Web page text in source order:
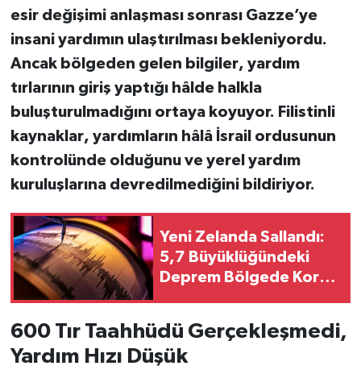
esir değişimi anlaşmasısonrası Gazze’ye
insani yardımın ulaştırılması bekleniyordu.
Ancak bölgeden gelen bilgiler, yardım
tırlarının giriş yaptığı hâlde halkla
buluşturulmadığını ortaya koyuyor. Filistinli
kaynaklar, yardımların hâlâ İsrail ordusunun
kontrolünde olduğunu ve yerel yardım
kuruluşlarına devredilmediğinibildiriyor.
Yeni Zelanda Sallandı:
5,7 Büyüklüğündeki
Deprem Bölgede Korku
600 Tır Taahhüdü Gerçekleşmedi,
Yardım Hızı Düşük